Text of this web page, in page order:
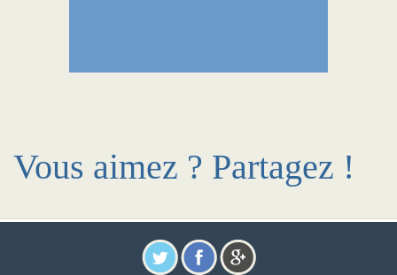
Vous aimez ? Partagez !